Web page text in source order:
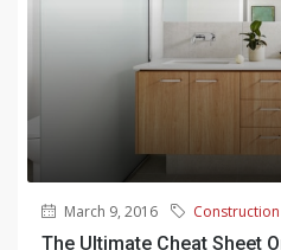
March 9, 2016 Construction
The Ultimate Cheat Sheet